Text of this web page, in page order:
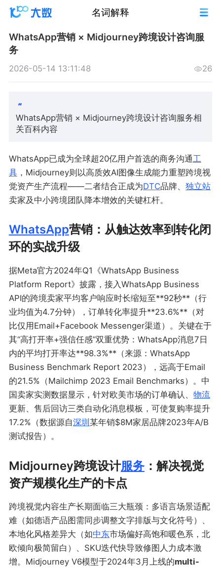
名词解释
WhatsApp营销 × Midjourney跨境设计咨询服
务
2026-05-14 13:11:48 26
WhatsApp营销 × Midjourney跨境设计咨询服务相
关百科内容
WhatsApp已成为全球超20亿用户首选的商务沟通工
具，Midjourney则以高质效AI图像生成能力重塑跨境视
觉资产生产流程——二者结合正成为DTC品牌、 独立站
卖家及中小跨境团队降本增效的关键杠杆。
WhatsApp营销：从触达效率到转化闭
环的实战升级
据Meta官方2024年Q1《WhatsApp Business
Platform Report》披露，接入WhatsApp Business
API的跨境卖家平均客户响应时长缩短至**92秒**（行
业均值为4.7分钟），订单转化率提升**23.6%**（对
比仅用Email+Facebook Messenger渠道）。关键在于
其“高打开率+强信任感”双重优势：WhatsApp消息7日
内的平均打开率达**98.3%**（来源：WhatsApp
Business Benchmark Report 2023），远高于Email
的21.5%（Mailchimp 2023 Email Benchmarks）。中
国卖家实测数据显示，针对欧美市场的订单确认、 物流
更新、售后回访三类自动化消息模板，可使复购率提升
17.2%（数据源自深圳 某年销$8M家居品牌2023年A/B
测试报告）。
Midjourney跨境设计服务：解决视觉
资产规模化生产的卡点
跨境视觉内容生产长期面临三大瓶颈：多语言场景适配
难（如德语产品图需同步调整文字排版与文化符号）、
本地化风格差异大（如中东市场偏好高饱和暖色系，北
欧倾向极简留白）、SKU迭代快导致修图人力成本激
增。Midjourney V6模型于2024年3月上线的multi-